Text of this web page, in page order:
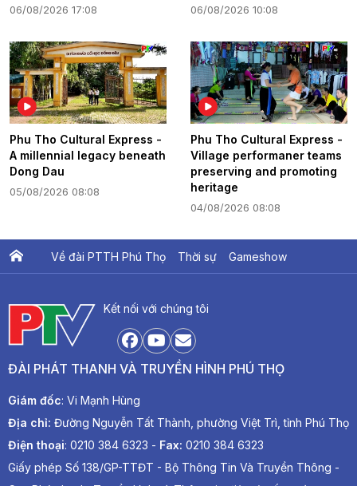
06/08/2026 17:08 06/08/2026 10:08
Phu Tho Cultural Express -
A millennial legacy beneath
Dong Dau
05/08/2026 08:08
Phu Tho Cultural Express -
Village performaner teams
preserving and promoting
heritage
04/08/2026 08:08
Về đài PTTH Phú Thọ Thời sự Gameshow
Kết nối với chúng tôi
ĐÀI PHÁT THANH VÀ TRUYỀN HÌNH PHÚ THỌ
Giám đốc: Vi Mạnh Hùng
Địa chỉ: Đường Nguyễn Tất Thành, phường Việt Trì, tỉnh Phú Thọ
Điện thoại: 0210 384 6323 - Fax: 0210 384 6323
Giấy phép Số 138/GP-TTĐT - Bộ Thông Tin Và Truyền Thông -